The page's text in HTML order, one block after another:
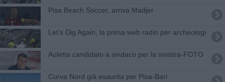
Pisa Beach Soccer, arriva Madjer
Let’s Dig Again, la prima web radio per archeologi
Auletta candidato a sindaco per la sinistra-FOTO
Curva Nord già esaurita per Pisa-Bari